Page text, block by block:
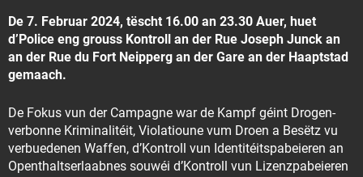
De 7. Februar 2024, tëscht 16.00 an 23.30 Auer, huet
d’Police eng grouss Kontroll an der Rue Joseph Junck an
an der Rue du Fort Neipperg an der Gare an der Haaptstad
gemaach.
De Fokus vun der Campagne war de Kampf géint Drogen-
verbonne Kriminalitéit, Violatioune vum Droen a Besëtz vu
verbuedenen Waffen, d’Kontroll vun Identitéitspabeieren an
Openthaltserlaabnes souwéi d’Kontroll vun Lizenzpabeieren